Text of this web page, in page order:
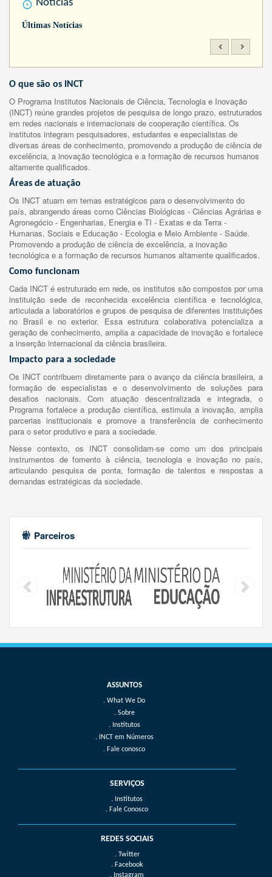
Notícias
Últimas Notícias
O que são os INCT
O Programa Institutos Nacionais de Ciência, Tecnologia e Inovação
(INCT) reúne grandes projetos de pesquisa de longo prazo, estruturados
em redes nacionais e internacionais de cooperação científica. Os
institutos integram pesquisadores, estudantes e especialistas de
diversas áreas de conhecimento, promovendo a produção de ciência de
excelência, a inovação tecnológica e a formação de recursos humanos
altamente qualificados.
Áreas de atuação
Os INCT atuam em temas estratégicos para o desenvolvimento do
país, abrangendo áreas como Ciências Biológicas - Ciências Agrárias e
Agronegócio - Engenharias, Energia e TI - Exatas e da Terra -
Humanas, Sociais e Educação - Ecologia e Meio Ambiente - Saúde.
Promovendo a produção de ciência de excelência, a inovação
tecnológica e a formação de recursos humanos altamente qualificados.
Como funcionam
Cada INCT é estruturado em rede, os institutos são compostos por uma
instituição sede de reconhecida excelência científica e tecnológica,
articulada a laboratórios e grupos de pesquisa de diferentes instituições
no Brasil e no exterior. Essa estrutura colaborativa potencializa a
geração de conhecimento, amplia a capacidade de inovação e fortalece
a inserção internacional da ciência brasileira.
Impacto para a sociedade
Os INCT contribuem diretamente para o avanço da ciência brasileira, a
formação de especialistas e o desenvolvimento de soluções para
desafios nacionais. Com atuação descentralizada e integrada, o
Programa fortalece a produção científica, estimula a inovação, amplia
parcerias institucionais e promove a transferência de conhecimento
para o setor produtivo e para a sociedade.
Nesse contexto, os INCT consolidam-se como um dos principais
instrumentos de fomento à ciência, tecnologia e inovação no país,
articulando pesquisa de ponta, formação de talentos e respostas a
demandas estratégicas da sociedade.
Parceiros
What We Do
Sobre
Institutos
INCT em Números
Fale conosco
SERVIÇOS
. Institutos
. Fale Conosco
REDES SOCIAIS
. Twitter
. Facebook
. Instagram